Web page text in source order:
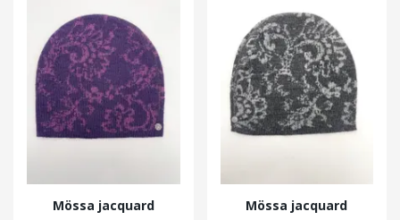
Mössa jacquard Mössa jacquard